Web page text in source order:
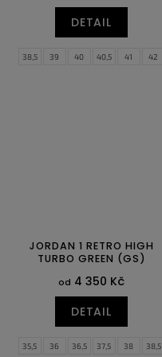
DETAIL
38,5 39 40 40,5 41
42
JORDAN 1 RETRO HIGH
TURBO GREEN (GS)
od 4 350 Kč
DETAIL
35,5 36 36,5 37,5 38 38,5